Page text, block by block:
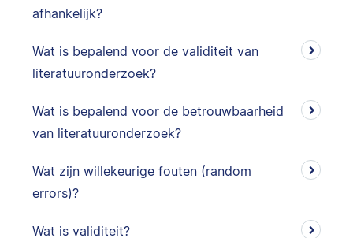
afhankelijk?
Wat is bepalend voor de validiteit van
literatuuronderzoek?
Wat is bepalend voor de betrouwbaarheid
van literatuuronderzoek?
Wat zijn willekeurige fouten (random
errors)?
Wat is validiteit?